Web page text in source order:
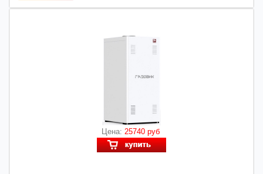
Цена: 25740 руб